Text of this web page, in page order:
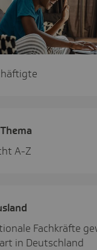
A-Z
Fachkräfte
in Deutschland